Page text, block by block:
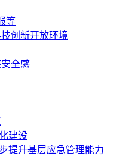
等
创新开放环境
全感
建设
提升基层应急管理能力